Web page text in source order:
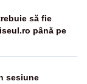
să fie
până pe
sesiune